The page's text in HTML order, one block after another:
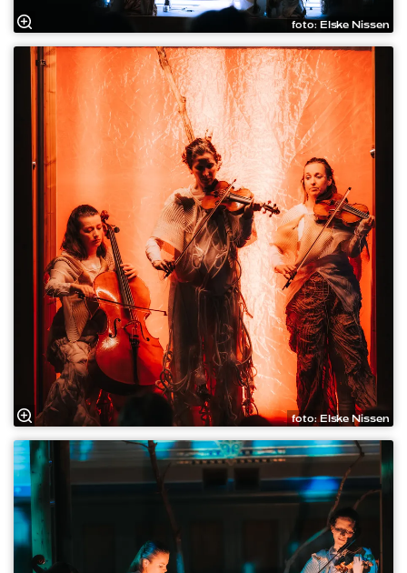
foto: Elske Nissen
foto: Elske Nissen